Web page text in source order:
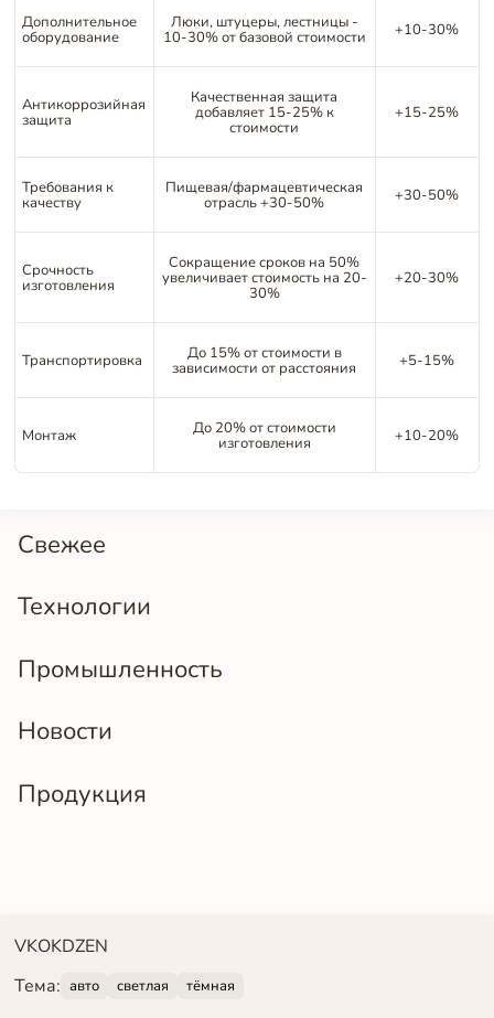
Свежее
Технологии
Промышленность
Новости
Продукция
Дополнительное
оборудование
Люки, штуцеры, лестницы -
10-30% от базовой стоимости +10-30%
Антикоррозийная
защита
Качественная защита
добавляет 15-25% к
стоимости
+15-25%
Требования к
качеству
Пищевая/фармацевтическая
отрасль +30-50% +30-50%
Срочность
изготовления
Сокращение сроков на 50%
увеличивает стоимость на 20-
30%
+20-30%
Транспортировка До 15% от стоимости в
зависимости от расстояния +5-15%
Монтаж До 20% от стоимости
изготовления +10-20%
VKOKDZEN
Тема: авто светлая тёмная